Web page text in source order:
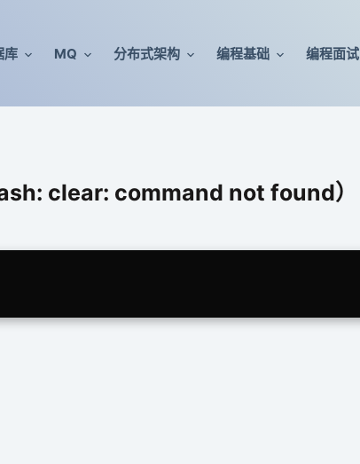
库 MQ 分布式架构 编程基础 编程面试
clear: command not found）